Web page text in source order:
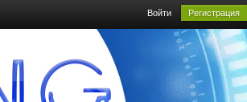
Войти Регистрация